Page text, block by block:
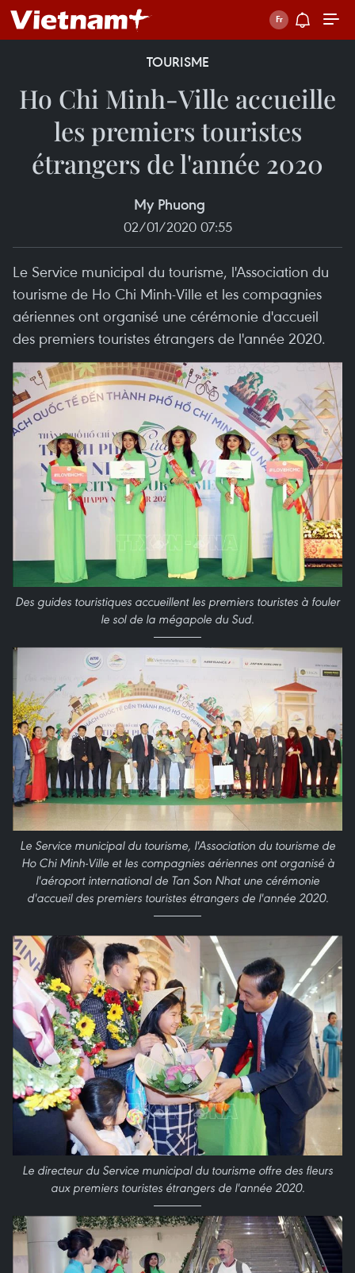
TOURISME
Ho Chi Minh-Ville accueille
les premiers touristes
étrangers de l'année 2020
My Phuong
02/01/2020 07:55
Le Service municipal du tourisme, l'Association du
tourisme de Ho Chi Minh-Ville et les compagnies
aériennes ont organisé une cérémonie d'accueil
des premiers touristes étrangers de l'année 2020.
Des guides touristiques accueillent les premiers touristes à fouler
le sol de la mégapole du Sud.
Le Service municipal du tourisme, l'Association du tourisme de
Ho Chi Minh-Ville et les compagnies aériennes ont organisé à
l'aéroport international de Tan Son Nhat une cérémonie
d'accueil des premiers touristes étrangers de l'année 2020.
Le directeur du Service municipal du tourisme offre des fleurs
aux premiers touristes étrangers de l'année 2020.